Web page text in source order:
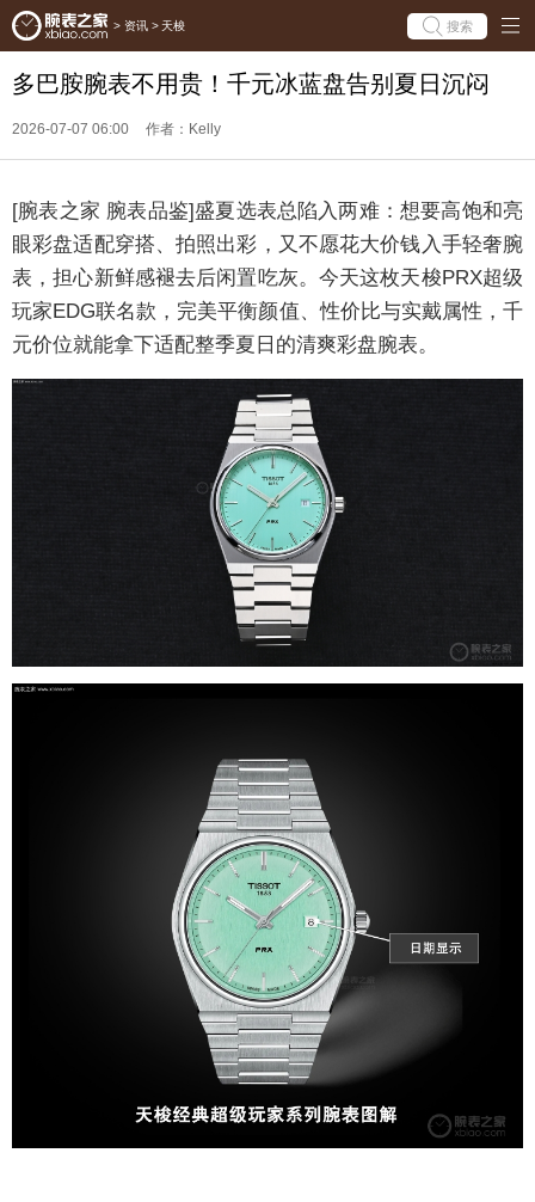
> 资讯 > 天梭 搜索
多巴胺腕表不用贵！千元冰蓝盘告别夏日沉闷
2026-07-07 06:00 作者：Kelly
[腕表之家 腕表品鉴]盛夏选表总陷入两难：想要高饱和亮
眼彩盘适配穿搭、拍照出彩，又不愿花大价钱入手轻奢腕
表，担心新鲜感褪去后闲置吃灰。今天这枚天梭PRX超级
玩家EDG联名款，完美平衡颜值、性价比与实戴属性，千
元价位就能拿下适配整季夏日的清爽彩盘腕表。